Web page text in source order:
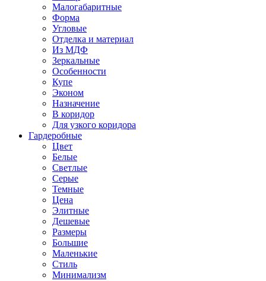
Малогабаритные
Форма
Угловые
Отделка и материал
Из МДФ
Зеркальные
Особенности
Купе
Эконом
Назначение
В коридор
Для узкого коридора
Гардеробные
Цвет
Белые
Светлые
Серые
Темные
Цена
Элитные
Дешевые
Размеры
Большие
Маленькие
Стиль
Минимализм